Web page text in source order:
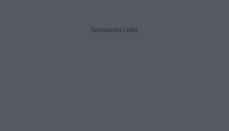
Sponsored Links